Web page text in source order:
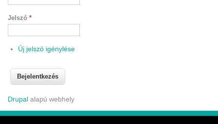
Jelszó *
Új jelszó igénylése
Drupalalapú webhely